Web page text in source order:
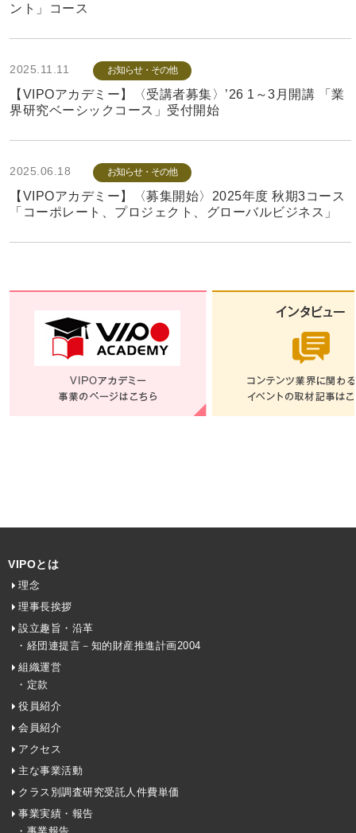
ント」コース
2025.11.11 お知らせ・その他
【VIPOアカデミー】〈受講者募集〉’26 1～3月開講 「業
界研究ベーシックコース」受付開始
2025.06.18 お知らせ・その他
【VIPOアカデミー】〈募集開始〉2025年度 秋期3コース
「コーポレート、プロジェクト、グローバルビジネス」
VIPOとは
理念
理事長挨拶
設立趣旨・沿革
・経団連提言－知的財産推進計画2004
組織運営
・定款
役員紹介
会員紹介
アクセス
主な事業活動
クラス別調査研究受託人件費単価
事業実績・報告